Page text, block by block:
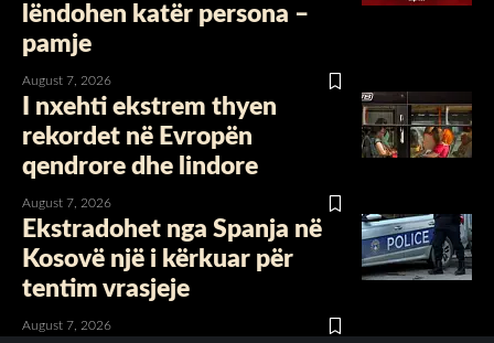
lëndohen katër persona –
pamje
August 7, 2026
I nxehti ekstrem thyen
rekordet në Evropën
qendrore dhe lindore
August 7, 2026
Ekstradohet nga Spanja në
Kosovë një i kërkuar për
tentim vrasjeje
August 7, 2026